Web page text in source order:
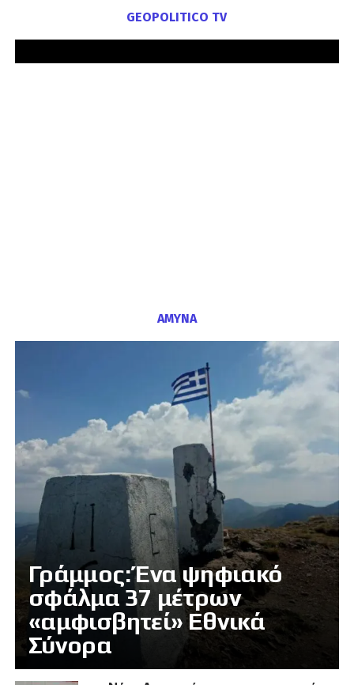
GEOPOLITICO TV
ΑΜΥΝΑ
Γράμμος: Ένα ψηφιακό
σφάλμα 37 μέτρων
«αμφισβητεί» Εθνικά
Σύνορα